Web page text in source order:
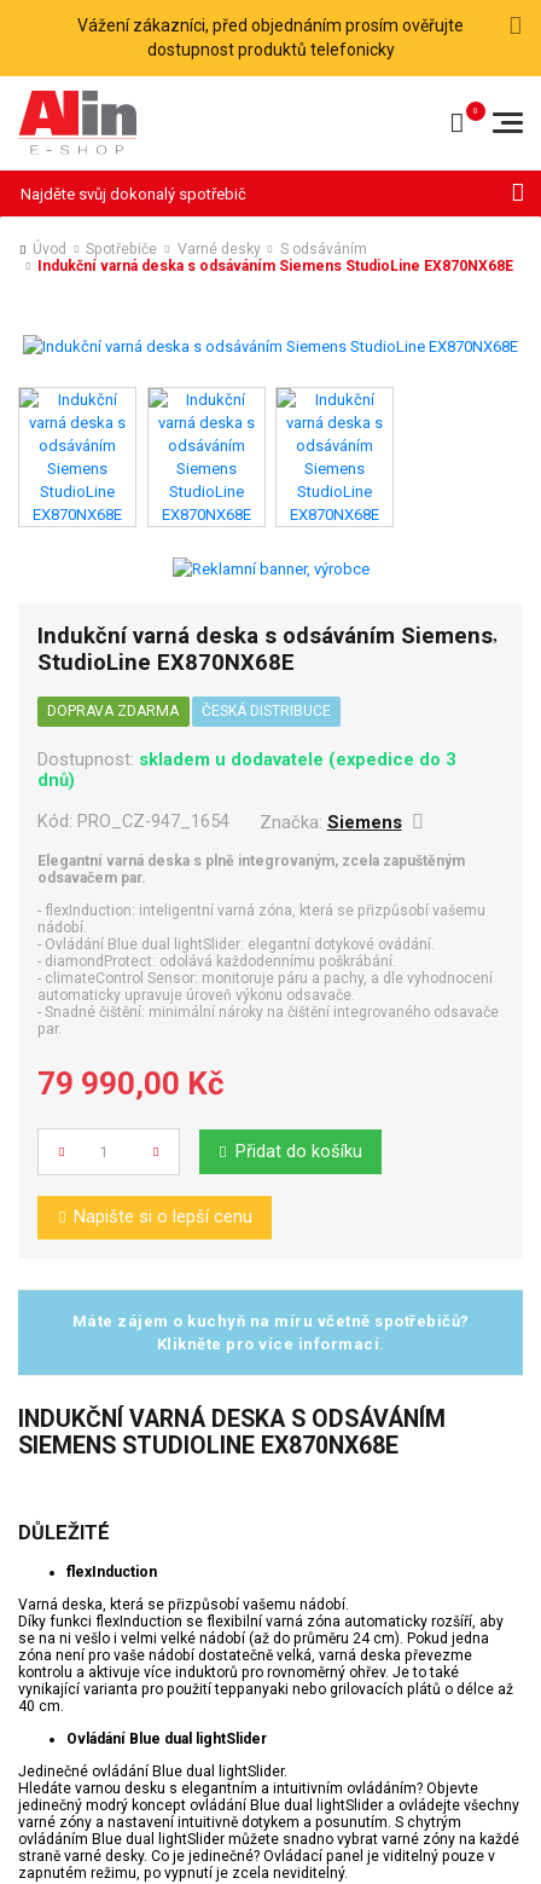
Vážení zákazníci, před objednáním prosím ověřujte
dostupnost produktů telefonicky
Úvod Spotřebiče Varné desky
S odsáváním
Indukční varná deska s odsáváním Siemens StudioLine EX870NX68E
Indukční varná deska s odsáváním Siemens
StudioLine EX870NX68E
DOPRAVA ZDARMA ČESKÁ DISTRIBUCE
Dostupnost: skladem u dodavatele (expedice do 3
dnů)
Kód: PRO_CZ-947_1654 Značka: Siemens
Elegantní varná deska s plně integrovaným, zcela zapuštěným
odsavačem par.
- flexInduction: inteligentní varná zóna, která se přizpůsobí vašemu
nádobí.
- Ovládání Blue dual lightSlider: elegantní dotykové ovádání.
- diamondProtect: odolává každodennímu poškrábání.
- climateControl Sensor: monitoruje páru a pachy, a dle vyhodnocení
automaticky upravuje úroveň výkonu odsavače.
- Snadné čištění: minimální nároky na čištění integrovaného odsavače
par.
79 990,00 Kč
Počet Přidat do košíku
Napište si o lepší cenu
Máte zájem o kuchyň na míru včetně spotřebičů?
Klikněte pro více informací.
INDUKČNÍ VARNÁ DESKA S ODSÁVÁNÍM
SIEMENS STUDIOLINE EX870NX68E
DŮLEŽITÉ
flexInduction
Varná deska, která se přizpůsobí vašemu nádobí.
Díky funkci flexInduction se flexibilní varná zóna automaticky rozšíří, aby
se na ni vešlo i velmi velké nádobí (až do průměru 24 cm). Pokud jedna
zóna není pro vaše nádobí dostatečně velká, varná deska převezme
kontrolu a aktivuje více induktorů pro rovnoměrný ohřev. Je to také
vynikající varianta pro použití teppanyaki nebo grilovacích plátů o délce až
40 cm.
Ovládání Blue dual lightSlider
Jedinečné ovládání Blue dual lightSlider.
Hledáte varnou desku s elegantním a intuitivním ovládáním? Objevte
jedinečný modrý koncept ovládání Blue dual lightSlider a ovládejte všechny
varné zóny a nastavení intuitivně dotykem a posunutím. S chytrým
ovládáním Blue dual lightSlider můžete snadno vybrat varné zóny na každé
straně varné desky. Co je jedinečné? Ovládací panel je viditelný pouze v
zapnutém režimu, po vypnutí je zcela neviditelný.